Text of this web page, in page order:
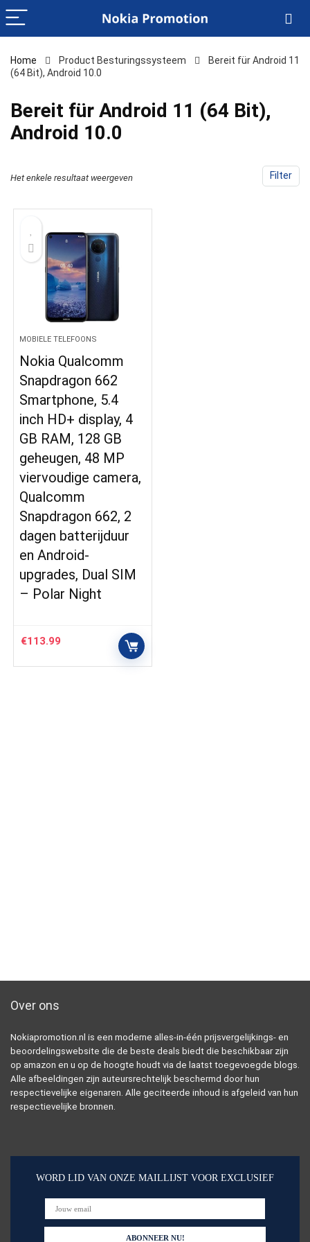
Home Product Besturingssysteem
‎Bereit für Android 11
(64 Bit), Android 10.0
‎Bereit für Android 11 (64 Bit),
Android 10.0
Filter
Het enkele resultaat weergeven
MOBIELE TELEFOONS
Nokia Qualcomm
Snapdragon 662
Smartphone, 5.4
inch HD+ display, 4
GB RAM, 128 GB
geheugen, 48 MP
viervoudige camera,
Qualcomm
Snapdragon 662, 2
dagen batterijduur
en Android-
upgrades, Dual SIM
– Polar Night
€113.99
Over ons
Nokiapromotion.nl is een moderne alles-in-één prijsvergelijkings- en
beoordelingswebsite die de beste deals biedt die beschikbaar zijn
op amazon en u op de hoogte houdt via de laatst toegevoegde blogs.
Alle afbeeldingen zijn auteursrechtelijk beschermd door hun
respectievelijke eigenaren. Alle geciteerde inhoud is afgeleid van hun
respectievelijke bronnen.
WORD LID VAN ONZE MAILLIJST VOOR EXCLUSIEF